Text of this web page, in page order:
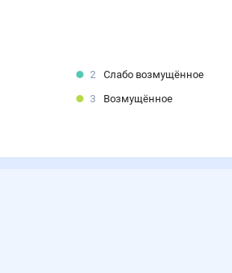
2
Слабо возмущённое
3
Возмущённое